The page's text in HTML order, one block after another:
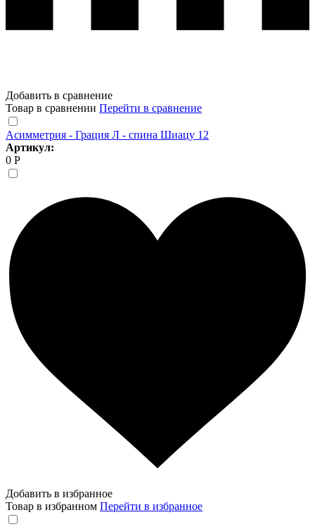
Добавить в сравнение
Товар в сравнении Перейти в сравнение
Асимметрия - Грация Л - спина Шиацу 12
Артикул:
0 Р
Добавить в избранное
Товар в избранном Перейти в избранное